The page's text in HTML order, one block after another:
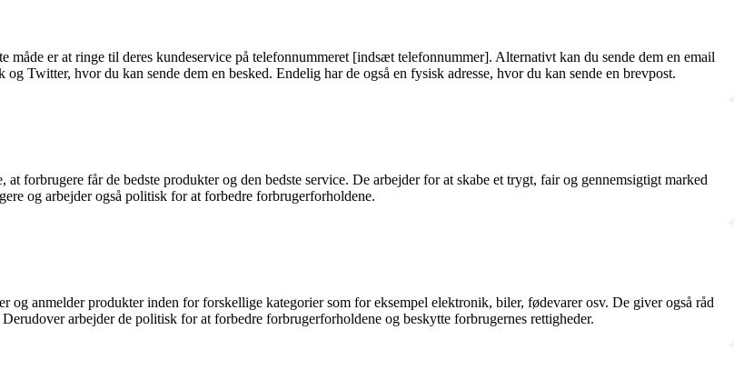
er at ringe til deres kundeservice på telefonnummeret [indsæt telefonnummer]. Alternativt kan du sende dem en email
Twitter, hvor du kan sende dem en besked. Endelig har de også en fysisk adresse, hvor du kan sende en brevpost.
forbrugere får de bedste produkter og den bedste service. De arbejder for at skabe et trygt, fair og gennemsigtigt marked
og arbejder også politisk for at forbedre forbrugerforholdene.
anmelder produkter inden for forskellige kategorier som for eksempel elektronik, biler, fødevarer osv. De giver også råd
arbejder de politisk for at forbedre forbrugerforholdene og beskytte forbrugernes rettigheder.